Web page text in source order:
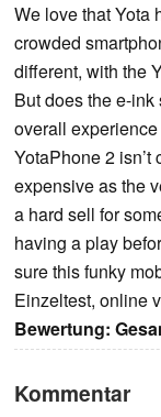
We love that Yota
crowded
different, with the
But does the e-
overall
YotaPhone 2 isn’t
expensive as the
a hard sell for
having a play
sure this funky
Einzeltest, online
Bewertung:
Kommentar